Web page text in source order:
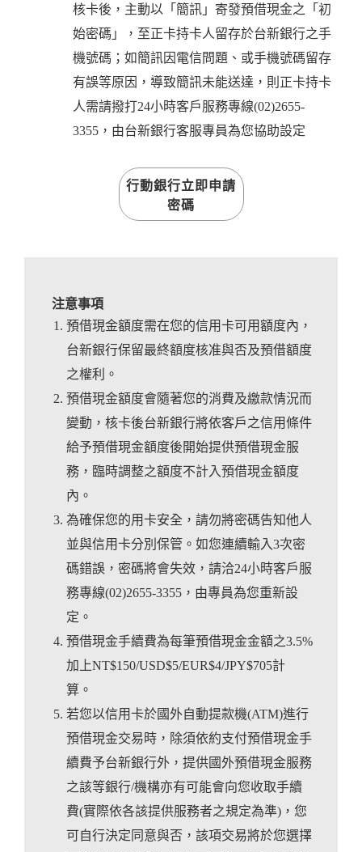
核卡後，主動以「簡訊」寄發預借現金之「初
始密碼」，至正卡持卡人留存於台新銀行之手
機號碼；如簡訊因電信問題、或手機號碼留存
有誤等原因，導致簡訊未能送達，則正卡持卡
人需請撥打24小時客戶服務專線(02)2655-
3355，由台新銀行客服專員為您協助設定
行動銀行立即申請
密碼
注意事項
預借現金額度需在您的信用卡可用額度內，
台新銀行保留最終額度核准與否及預借額度
之權利。
預借現金額度會隨著您的消費及繳款情況而
變動，核卡後台新銀行將依客戶之信用條件
給予預借現金額度後開始提供預借現金服
務，臨時調整之額度不計入預借現金額度
內。
為確保您的用卡安全，請勿將密碼告知他人
並與信用卡分別保管。如您連續輸入3次密
碼錯誤，密碼將會失效，請洽24小時客戶服
務專線(02)2655-3355，由專員為您重新設
定。
預借現金手續費為每筆預借現金金額之3.5%
加上NT$150/USD$5/EUR$4/JPY$705計
算。
若您以信用卡於國外自動提款機(ATM)進行
預借現金交易時，除須依約支付預借現金手
續費予台新銀行外，提供國外預借現金服務
之該等銀行/機構亦有可能會向您收取手續
費(實際依各該提供服務者之規定為準)，您
可自行決定同意與否，該項交易將於您選擇